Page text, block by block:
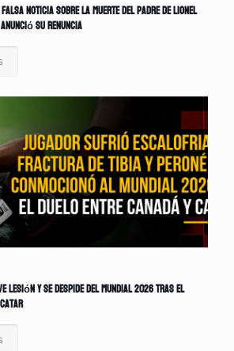
noticia sobre la muerte del padre de Lionel
su renuncia
lesión y se despide del Mundial 2026 tras el